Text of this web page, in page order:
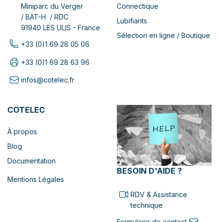
Miniparc du Verger
/ BAT-H / RDC
91940 LES ULIS - France
+33 (0)1 69 28 05 06
+33 (0)1 69 28 63 96
infos@cotelec.fr
Connectique
Lubifiants
Sélection en ligne / Boutique
COTELEC
À propos
Blog
Documentation
Mentions Légales
BESOIN D'AIDE ?
RDV & Assistance
technique